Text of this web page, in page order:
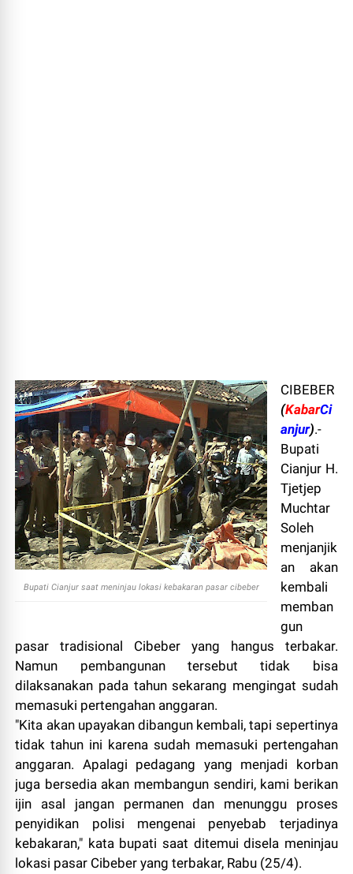
Bupati Cianjur saat meninjau lokasi kebakaran pasar cibeber
CIBEBER
(KabarCi
anjur).-
Bupati
Cianjur H.
Tjetjep
Muchtar
Soleh
menjanjik
an akan
kembali
memban
gun
pasar tradisional Cibeber yang hangus terbakar.
Namun pembangunan tersebut tidak bisa
dilaksanakan pada tahun sekarang mengingat sudah
memasuki pertengahan anggaran.
"Kita akan upayakan dibangun kembali, tapi sepertinya
tidak tahun ini karena sudah memasuki pertengahan
anggaran. Apalagi pedagang yang menjadi korban
juga bersedia akan membangun sendiri, kami berikan
ijin asal jangan permanen dan menunggu proses
penyidikan polisi mengenai penyebab terjadinya
kebakaran," kata bupati saat ditemui disela meninjau
lokasi pasar Cibeber yang terbakar, Rabu (25/4).